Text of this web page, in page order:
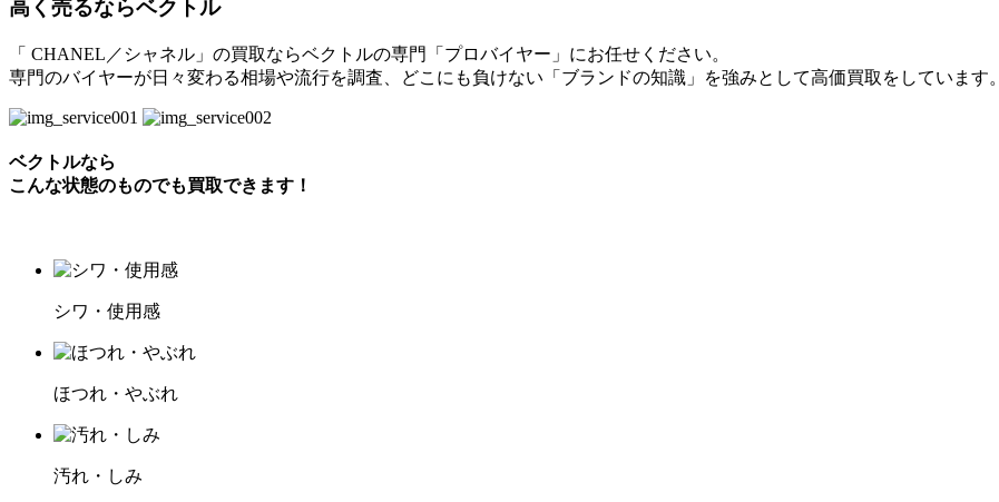
高く売るならベクトル
「 CHANEL／シャネル」の買取ならベクトルの専門「プロバイヤー」にお任せください。
専門のバイヤーが日々変わる相場や流行を調査、どこにも負けない「ブランドの知識」を強みとして高価買取をしています。
ベクトルなら
こんな状態のものでも買取できます！
シワ・使用感
ほつれ・やぶれ
汚れ・しみ